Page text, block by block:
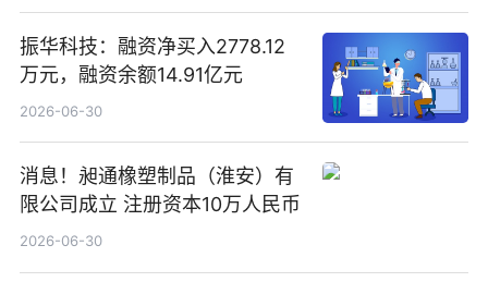
振华科技：融资净买入2778.12
万元，融资余额14.91亿元
2026-06-30
消息！昶通橡塑制品（淮安）有
限公司成立 注册资本10万人民币
2026-06-30